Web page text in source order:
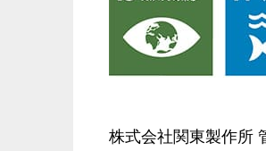
株式会社関東製作所